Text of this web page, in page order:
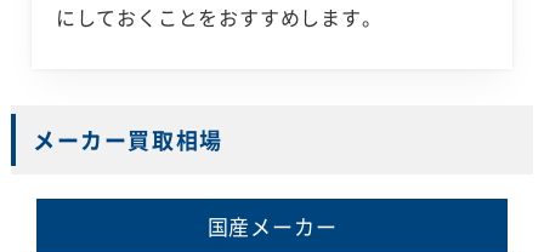
にしておくことをおすすめします。
メーカー買取相場
国産メーカー